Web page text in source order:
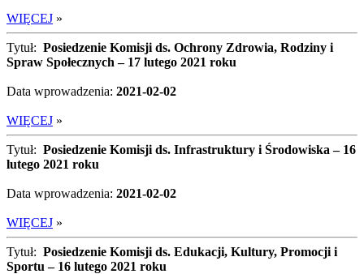
WIĘCEJ »
Tytuł: Posiedzenie Komisji ds. Ochrony Zdrowia, Rodziny i
Spraw Społecznych – 17 lutego 2021 roku
Data wprowadzenia: 2021-02-02
WIĘCEJ »
Tytuł: Posiedzenie Komisji ds. Infrastruktury i Środowiska – 16
lutego 2021 roku
Data wprowadzenia: 2021-02-02
WIĘCEJ »
Tytuł: Posiedzenie Komisji ds. Edukacji, Kultury, Promocji i
Sportu – 16 lutego 2021 roku